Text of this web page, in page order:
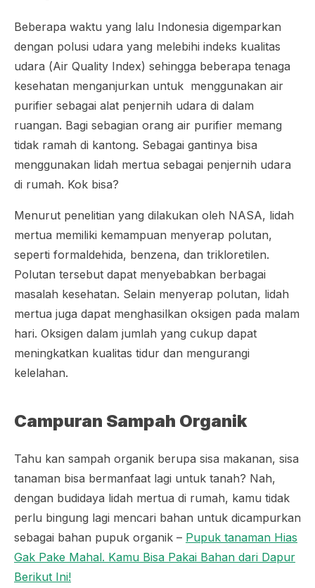
Beberapa waktu yang lalu Indonesia digemparkan
dengan polusi udara yang melebihi indeks kualitas
udara (Air Quality Index) sehingga beberapa tenaga
kesehatan menganjurkan untuk menggunakan air
purifier sebagai alat penjernih udara di dalam
ruangan. Bagi sebagian orang air purifier memang
tidak ramah di kantong. Sebagai gantinya bisa
menggunakan lidah mertua sebagai penjernih udara
di rumah. Kok bisa?
Menurut penelitian yang dilakukan oleh NASA, lidah
mertua memiliki kemampuan menyerap polutan,
seperti formaldehida, benzena, dan trikloretilen.
Polutan tersebut dapat menyebabkan berbagai
masalah kesehatan. Selain menyerap polutan, lidah
mertua juga dapat menghasilkan oksigen pada malam
hari. Oksigen dalam jumlah yang cukup dapat
meningkatkan kualitas tidur dan mengurangi
kelelahan.
Campuran Sampah Organik
Tahu kan sampah organik berupa sisa makanan, sisa
tanaman bisa bermanfaat lagi untuk tanah? Nah,
dengan budidaya lidah mertua di rumah, kamu tidak
perlu bingung lagi mencari bahan untuk dicampurkan
sebagai bahan pupuk organik – Pupuk tanaman Hias
Gak Pake Mahal. Kamu Bisa Pakai Bahan dari Dapur
Berikut Ini!